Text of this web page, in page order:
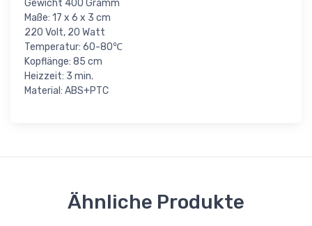
Gewicht 400 Gramm
Maße: 17 x 6 x 3 cm
220 Volt, 20 Watt
Temperatur: 60-80℃
Kopflänge: 85 cm
Heizzeit: 3 min.
Material: ABS+PTC
Ähnliche Produkte